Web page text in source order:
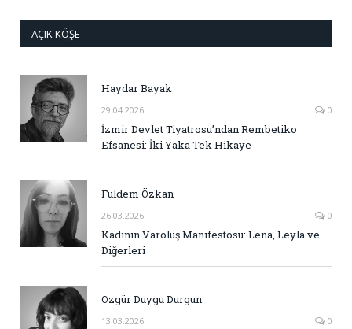
AÇIK KÖŞE
Haydar Bayak
29.04.2026 0
İzmir Devlet Tiyatrosu’ndan Rembetiko
Efsanesi: İki Yaka Tek Hikaye
Fuldem Özkan
26.03.2026 0
Kadının Varoluş Manifestosu: Lena, Leyla ve
Diğerleri
Özgür Duygu Durgun
13.03.2026 0